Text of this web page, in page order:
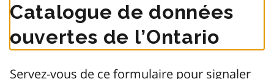
Catalogue de données
ouvertes de l’Ontario
Servez-vous de ce formulaire pour signaler